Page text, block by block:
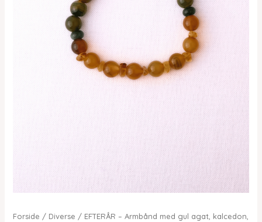
Forside / Diverse / EFTERÅR – Armbånd med gul agat, kalcedon,